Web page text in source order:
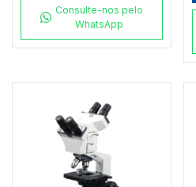
Consulte-nos pelo
WhatsApp